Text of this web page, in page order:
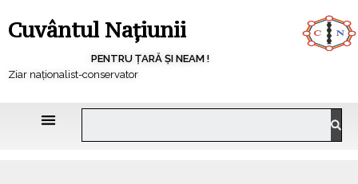
Cuvântul Națiunii
PENTRU ȚARĂ ȘI NEAM !
Ziar naționalist-conservator